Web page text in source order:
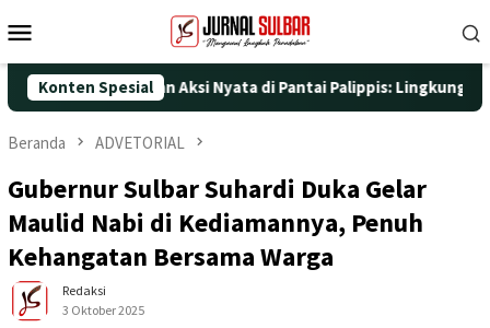
ke
Mobile
Konten Spesial
25 dengan Aksi Nyata di Pantai Palippis: Lingkungan dan
Beranda ADVETORIAL
Gubernur Sulbar Suhardi Duka Gelar
Maulid Nabi di Kediamannya, Penuh
Kehangatan Bersama Warga
Redaksi
3 Oktober 2025